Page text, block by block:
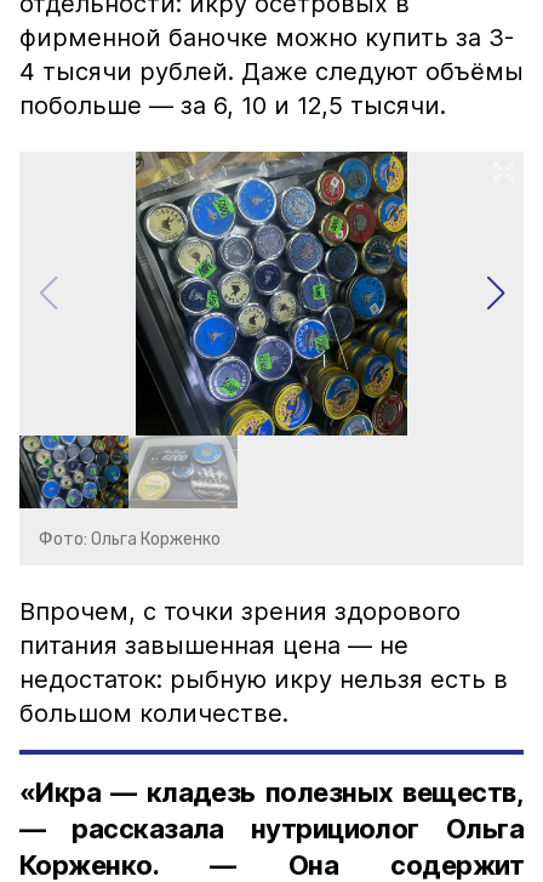
фирменной баночке можно купить за 3-
4 тысячи рублей. Даже следуют объёмы
побольше — за 6, 10 и 12,5 тысячи.
Фото: Ольга Корженко
Впрочем, с точки зрения здорового
питания завышенная цена — не
недостаток: рыбную икру нельзя есть в
большом количестве.
«Икра — кладезь полезных веществ,
— рассказала нутрициолог Ольга
Корженко. — Она содержит